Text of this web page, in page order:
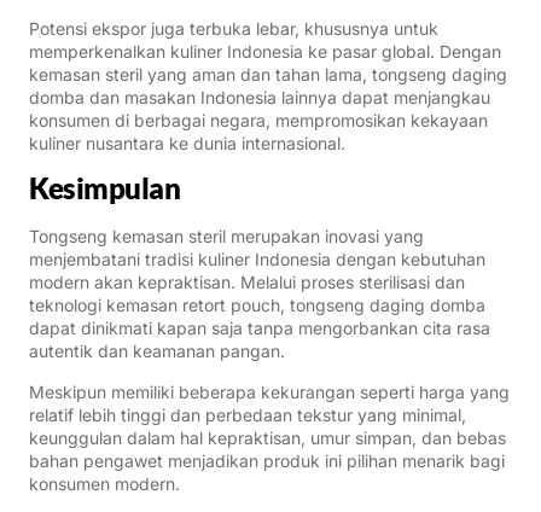
Potensi ekspor juga terbuka lebar, khususnya untuk
memperkenalkan kuliner Indonesia ke pasar global. Dengan
kemasan steril yang aman dan tahan lama, tongseng daging
domba dan masakan Indonesia lainnya dapat menjangkau
konsumen di berbagai negara, mempromosikan kekayaan
kuliner nusantara ke dunia internasional.
Kesimpulan
Tongseng kemasan steril merupakan inovasi yang
menjembatani tradisi kuliner Indonesia dengan kebutuhan
modern akan kepraktisan. Melalui proses sterilisasi dan
teknologi kemasan retort pouch, tongseng daging domba
dapat dinikmati kapan saja tanpa mengorbankan cita rasa
autentik dan keamanan pangan.
Meskipun memiliki beberapa kekurangan seperti harga yang
relatif lebih tinggi dan perbedaan tekstur yang minimal,
keunggulan dalam hal kepraktisan, umur simpan, dan bebas
bahan pengawet menjadikan produk ini pilihan menarik bagi
konsumen modern.